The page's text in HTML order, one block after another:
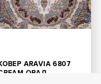
ARAVIA 6807
ОВАЛ